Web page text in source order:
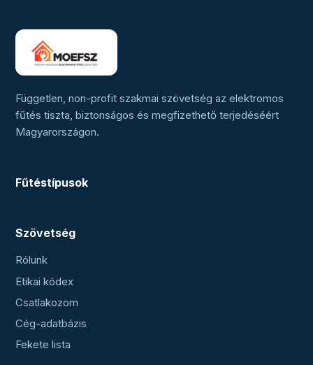
Független, non-profit szakmai szövetség az elektromos
fűtés tiszta, biztonságos és megfizethető terjedéséért
Magyarországon.
Fűtéstípusok
Szövetség
Rólunk
Etikai kódex
Csatlakozom
Cég-adatbázis
Fekete lista